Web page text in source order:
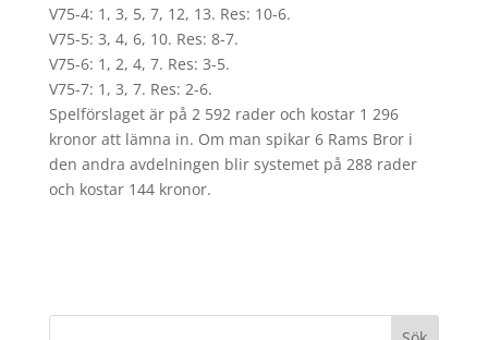
V75-4: 1, 3, 5, 7, 12, 13. Res: 10-6.
V75-5: 3, 4, 6, 10. Res: 8-7.
V75-6: 1, 2, 4, 7. Res: 3-5.
V75-7: 1, 3, 7. Res: 2-6.
Spelförslaget är på 2 592 rader och kostar 1 296
kronor att lämna in. Om man spikar 6 Rams Bror i
den andra avdelningen blir systemet på 288 rader
och kostar 144 kronor.